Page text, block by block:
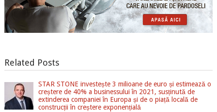
Related Posts
STAR STONE investește 3 milioane de euro și estimează o
creștere de 40% a businessului în 2021, susținută de
extinderea companiei în Europa și de o piață locală de
construcții în creștere exponențială